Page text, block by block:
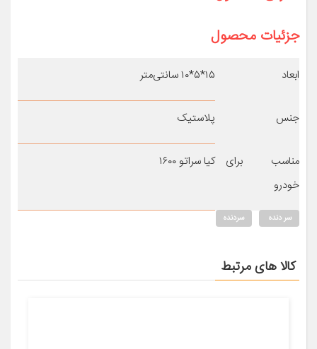
جزئیات محصول
ابعاد ۱۵*۵*۱۰ سانتی‌متر
جنس پلاستیک
مناسب برای
خودرو
کیا سراتو ۱۶۰۰
سر دنده سردنده
کالا های مرتبط